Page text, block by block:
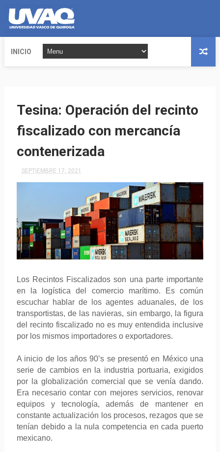
INICIO
Tesina: Operación del recinto
fiscalizado con mercancía
contenerizada
SEPTIEMBRE 17, 2021
Los Recintos Fiscalizados son una parte importante
en la logística del comercio marítimo. Es común
escuchar hablar de los agentes aduanales, de los
transportistas, de las navieras, sin embargo, la figura
del recinto fiscalizado no es muy entendida inclusive
por los mismos importadores o exportadores.
A inicio de los años 90’s se presentó en México una
serie de cambios en la industria portuaria, exigidos
por la globalización comercial que se venía dando.
Era necesario contar con mejores servicios, renovar
equipos y tecnología, además de mantener en
constante actualización los procesos, rezagos que se
tenían debido a la nula competencia en cada puerto
mexicano.